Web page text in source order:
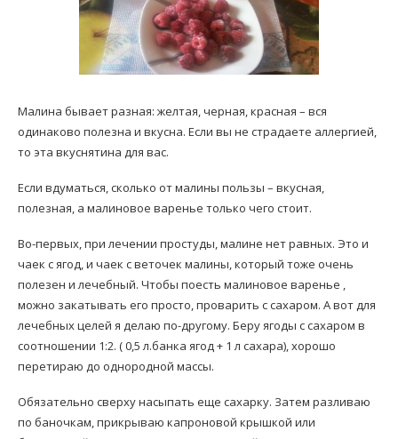
Малина бывает разная: желтая, черная, красная – вся
одинаково полезна и вкусна. Если вы не страдаете аллергией,
то эта вкуснятина для вас.
Если вдуматься, сколько от малины пользы – вкусная,
полезная, а малиновое варенье только чего стоит.
Во-первых, при лечении простуды, малине нет равных. Это и
чаек с ягод, и чаек с веточек малины, который тоже очень
полезен и лечебный. Чтобы поесть малиновое варенье ,
можно закатывать его просто, проварить с сахаром. А вот для
лечебных целей я делаю по-другому. Беру ягоды с сахаром в
соотношении 1:2. ( 0,5 л.банка ягод + 1 л сахара), хорошо
перетираю до однородной массы.
Обязательно сверху насыпать еще сахарку. Затем разливаю
по баночкам, прикрываю капроновой крышкой или